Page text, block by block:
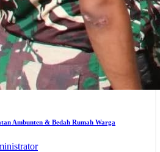
Ambunten & Bedah Rumah Warga